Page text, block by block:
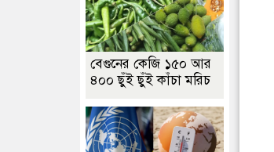
বেগুনের কেজি ১৫০ আর
৪০০ ছুঁই ছুঁই কাঁচা মরিচ